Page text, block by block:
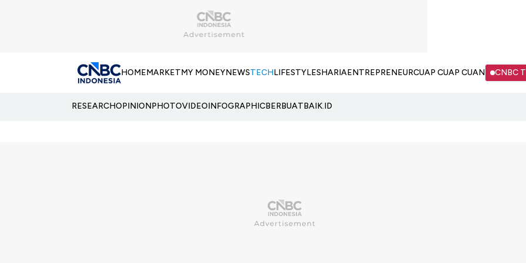
HOMEMARKETMY MONEYNEWSTECHLIFESTYLESHARIAENTREPRENEURCUAP CUAP CUAN CNBC
RESEARCHOPINIONPHOTOVIDEOINFOGRAPHICBERBUATBAIK.ID